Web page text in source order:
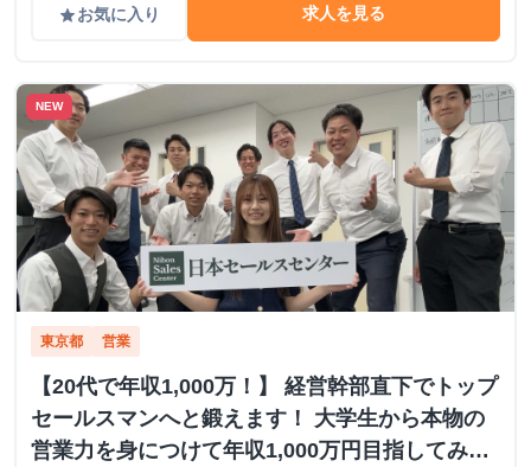
gradeお気に入り 求人を見る
NEW
東京都 営業
【20代で年収1,000万！】 経営幹部直下でトップ
セールスマンへと鍛えます！ 大学生から本物の
営業力を身につけて年収1,000万円目指してみま